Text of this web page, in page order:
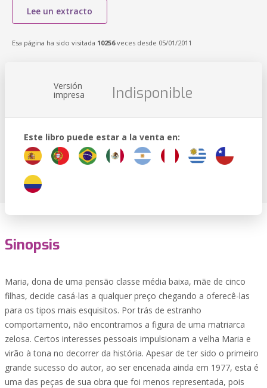
Lee un extracto
Esa página ha sido visitada 10256veces desde 05/01/2011
Versión
impresa Indisponible
Este libro puede estar a la venta en:
Sinopsis
Maria, dona de uma pensão classe média baixa, mãe de cinco
filhas, decide casá-las a qualquer preço chegando a oferecê-las
para os tipos mais esquisitos. Por trás de estranho
comportamento, não encontramos a figura de uma matriarca
zelosa. Certos interesses pessoais impulsionam a velha Maria e
virão à tona no decorrer da história. Apesar de ter sido o primeiro
grande sucesso do autor, ao ser encenada ainda em 1977, esta é
uma das peças de sua obra que foi menos representada, pois